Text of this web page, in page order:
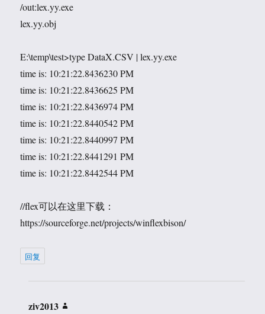
/out:lex.yy.exe
lex.yy.obj
E:\temp\test>type DataX.CSV | lex.yy.exe
time is: 10:21:22.8436230 PM
time is: 10:21:22.8436625 PM
time is: 10:21:22.8436974 PM
time is: 10:21:22.8440542 PM
time is: 10:21:22.8440997 PM
time is: 10:21:22.8441291 PM
time is: 10:21:22.8442544 PM
//flex可以在这里下载：
https://sourceforge.net/projects/winflexbison/
回复
ziv2013